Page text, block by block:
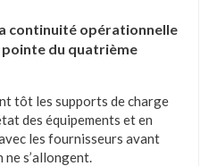
continuité opérationnelle
du quatrième
tôt les supports de charge
des équipements et en
les fournisseurs avant
ne s’allongent.